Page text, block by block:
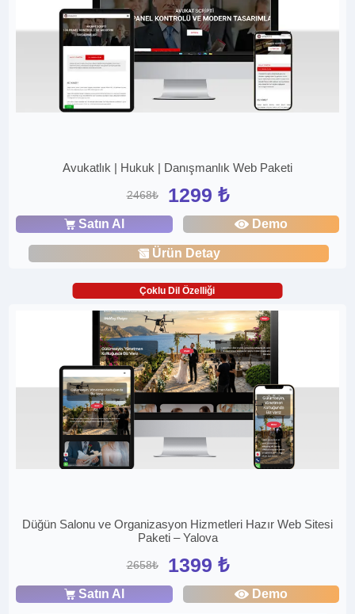
Avukatlık | Hukuk | Danışmanlık Web Paketi
2468₺ 1299 ₺
Satın Al Demo
Ürün Detay
Çoklu Dil Özelliği
Düğün Salonu ve Organizasyon Hizmetleri Hazır Web Sitesi
Paketi – Yalova
2658₺ 1399 ₺
Satın Al Demo